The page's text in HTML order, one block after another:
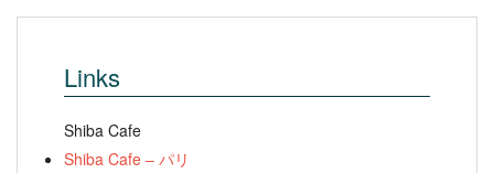
Links
Shiba Cafe
Shiba Cafe – パリ